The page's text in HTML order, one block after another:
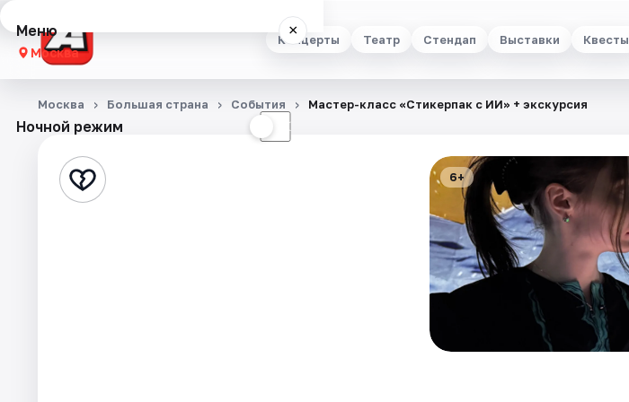
Концерты Театр Стендап Выставки Квесты
Меню ×
Москва
Концерты
Стендап
Ночной режим ☾
Москва Большая страна События Мастер-класс «Стикерпак с ИИ» + экскурсия
6+